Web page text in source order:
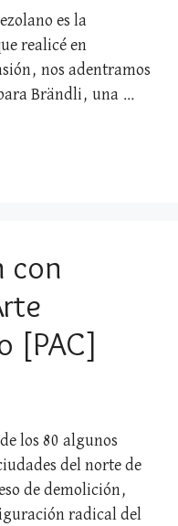
es la
realicé en
nos adentramos
Brändli, una …
con
[PAC]
los 80 algunos
del norte de
de demolición,
radical del